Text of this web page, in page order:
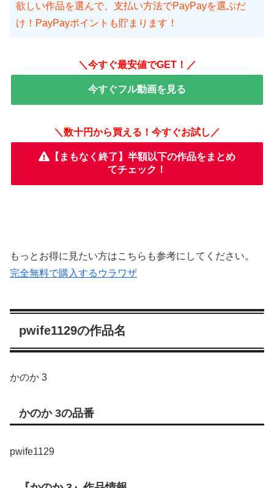
欲しい作品を選んで、支払い方法でPayPayを選ぶだ
け！PayPayポイントも貯まります！
＼今すぐ最安値でGET！／
今すぐフル動画を見る
＼数十円から買える！今すぐお試し／
【まもなく終了】半額以下の作品をまとめ
てチェック！
もっとお得に見たい方はこちらも参考にしてください。
完全無料で購入するウラワザ
pwife1129の作品名
かのか 3
かのか 3の品番
pwife1129